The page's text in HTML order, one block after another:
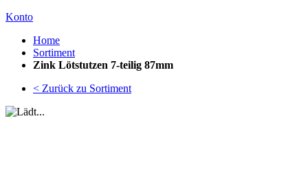
Konto
Home
Sortiment
Zink Lötstutzen 7-teilig 87mm
< Zurück zu Sortiment